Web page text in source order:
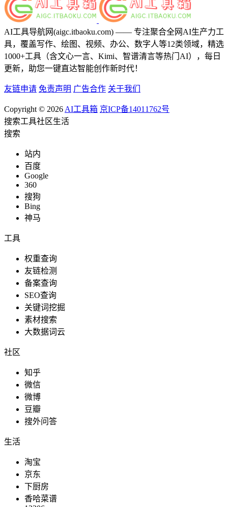
AI工具导航网(aigc.itbaoku.com) —— 专注聚合全网AI生产力工
具，覆盖写作、绘图、视频、办公、数字人等12类领域，精选
1000+工具（含文心一言、Kimi、智谱清言等热门AI），每日
更新，助您一键直达智能创作新时代！
友链申请 免责声明 广告合作 关于我们
Copyright © 2026 AI工具箱 京ICP备14011762号
搜索工具社区生活
搜索
站内
百度
Google
360
搜狗
Bing
神马
工具
权重查询
友链检测
备案查询
SEO查询
关键词挖掘
素材搜索
大数据词云
社区
知乎
微信
微博
豆瓣
搜外问答
生活
淘宝
京东
下厨房
香哈菜谱